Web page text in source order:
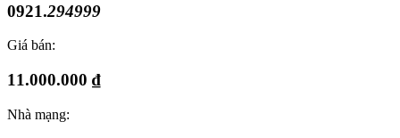
0921.294999
Giá bán:
11.000.000 ₫
Nhà mạng: